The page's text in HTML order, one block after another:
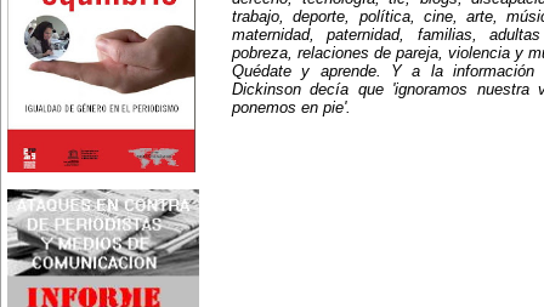
(1703), notable filósofa francesa,
autora del Tratado de la moral y
de la política (1693), la primera
obra explícitamente filosófica
escrita por una mujer en el
8 de marzo:
nace Juana Fernández Morales
(1895-1980), poeta conocida
Ibarbourou, o 'Juana de América'.
Se la considera una de las figuras
clave de la poesía
hispanoamericana
contemporánea.
14 de marzo:
Nace, en la Ciudad de México,
trabajo, deporte, política, cine, arte,
maternidad, paternidad, familias,
pobreza, relaciones de pareja, violencia y
Quédate y aprende. Y a la
Dickinson decía que 'ignoramos nuestra
ponemos en pie'.